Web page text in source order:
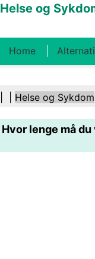
Helse og
Home
Kosthold Og
Helsebransjen
Sikkerhet
Helse og Sykdom
Hvor lenge må